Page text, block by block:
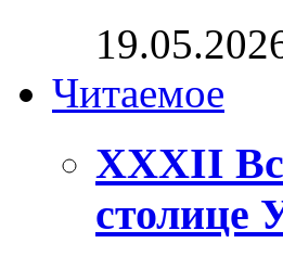
Читаемое
XXXII
столице